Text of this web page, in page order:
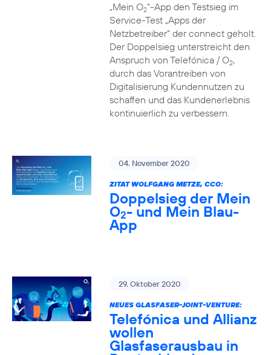
„Mein O2“-App den Testsieg im
Service-Test „Apps der
Netzbetreiber“ der connect geholt.
Der Doppelsieg unterstreicht den
Anspruch von Telefónica / O2,
durch das Vorantreiben von
Digitalisierung Kundennutzen zu
schaffen und das Kundenerlebnis
kontinuierlich zu verbessern.
04. November 2020
ZITAT WOLFGANG METZE, CCO:
Doppelsieg der Mein
O2- und Mein Blau-
App
29. Oktober 2020
NEUES GLASFASER-JOINT-VENTURE:
Telefónica und Allianz
wollen
Glasfaserausbau in